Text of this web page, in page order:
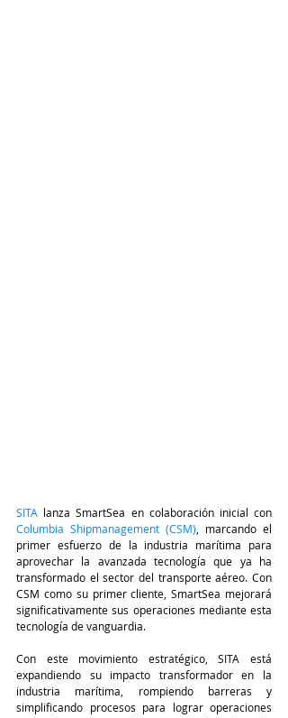
SITA
Columbia Shipmanagement (CSM), marcando el
primer esfuerzo de la industria marítima para
aprovechar la avanzada tecnología que ya ha
transformado el sector del transporte aéreo. Con
CSM como su primer cliente, SmartSea mejorará
significativamente sus operaciones mediante esta
tecnología de vanguardia.
Con este movimiento estratégico, SITA está
expandiendo su impacto transformador en la
industria marítima, rompiendo barreras y
simplificando procesos para lograr operaciones